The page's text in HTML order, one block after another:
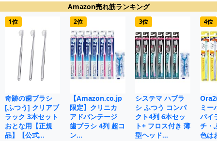
Amazon売れ筋ランキング
1位
奇跡の歯ブラシ
[ふつう] クリアブ
ラック 3本セット
おとな用【正規
品】【公式…
2位
【Amazon.co.jp
限定】クリニカ
アドバンテージ
歯ブラシ 4列 超コ
ン…
3位
システマ ハブラ
シ ふつう コンパ
クト4列 6本セッ
ト+ フロス付き 薄
型ヘッド…
4位
ミー
パイ
チ・
色は